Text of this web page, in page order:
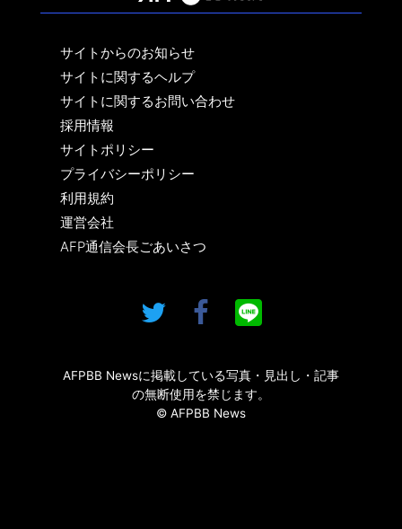
サイトからのお知らせ
サイトに関するヘルプ
サイトに関するお問い合わせ
採用情報
サイトポリシー
プライバシーポリシー
利用規約
運営会社
AFP通信会長ごあいさつ
AFPBB Newsに掲載している写真・見出し・記事
の無断使用を禁じます。
© AFPBB News